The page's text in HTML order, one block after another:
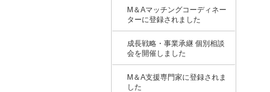
M＆Aマッチングコーディネー
ターに登録されました
成長戦略・事業承継 個別相談
会を開催しました
M＆A支援専門家に登録されま
した